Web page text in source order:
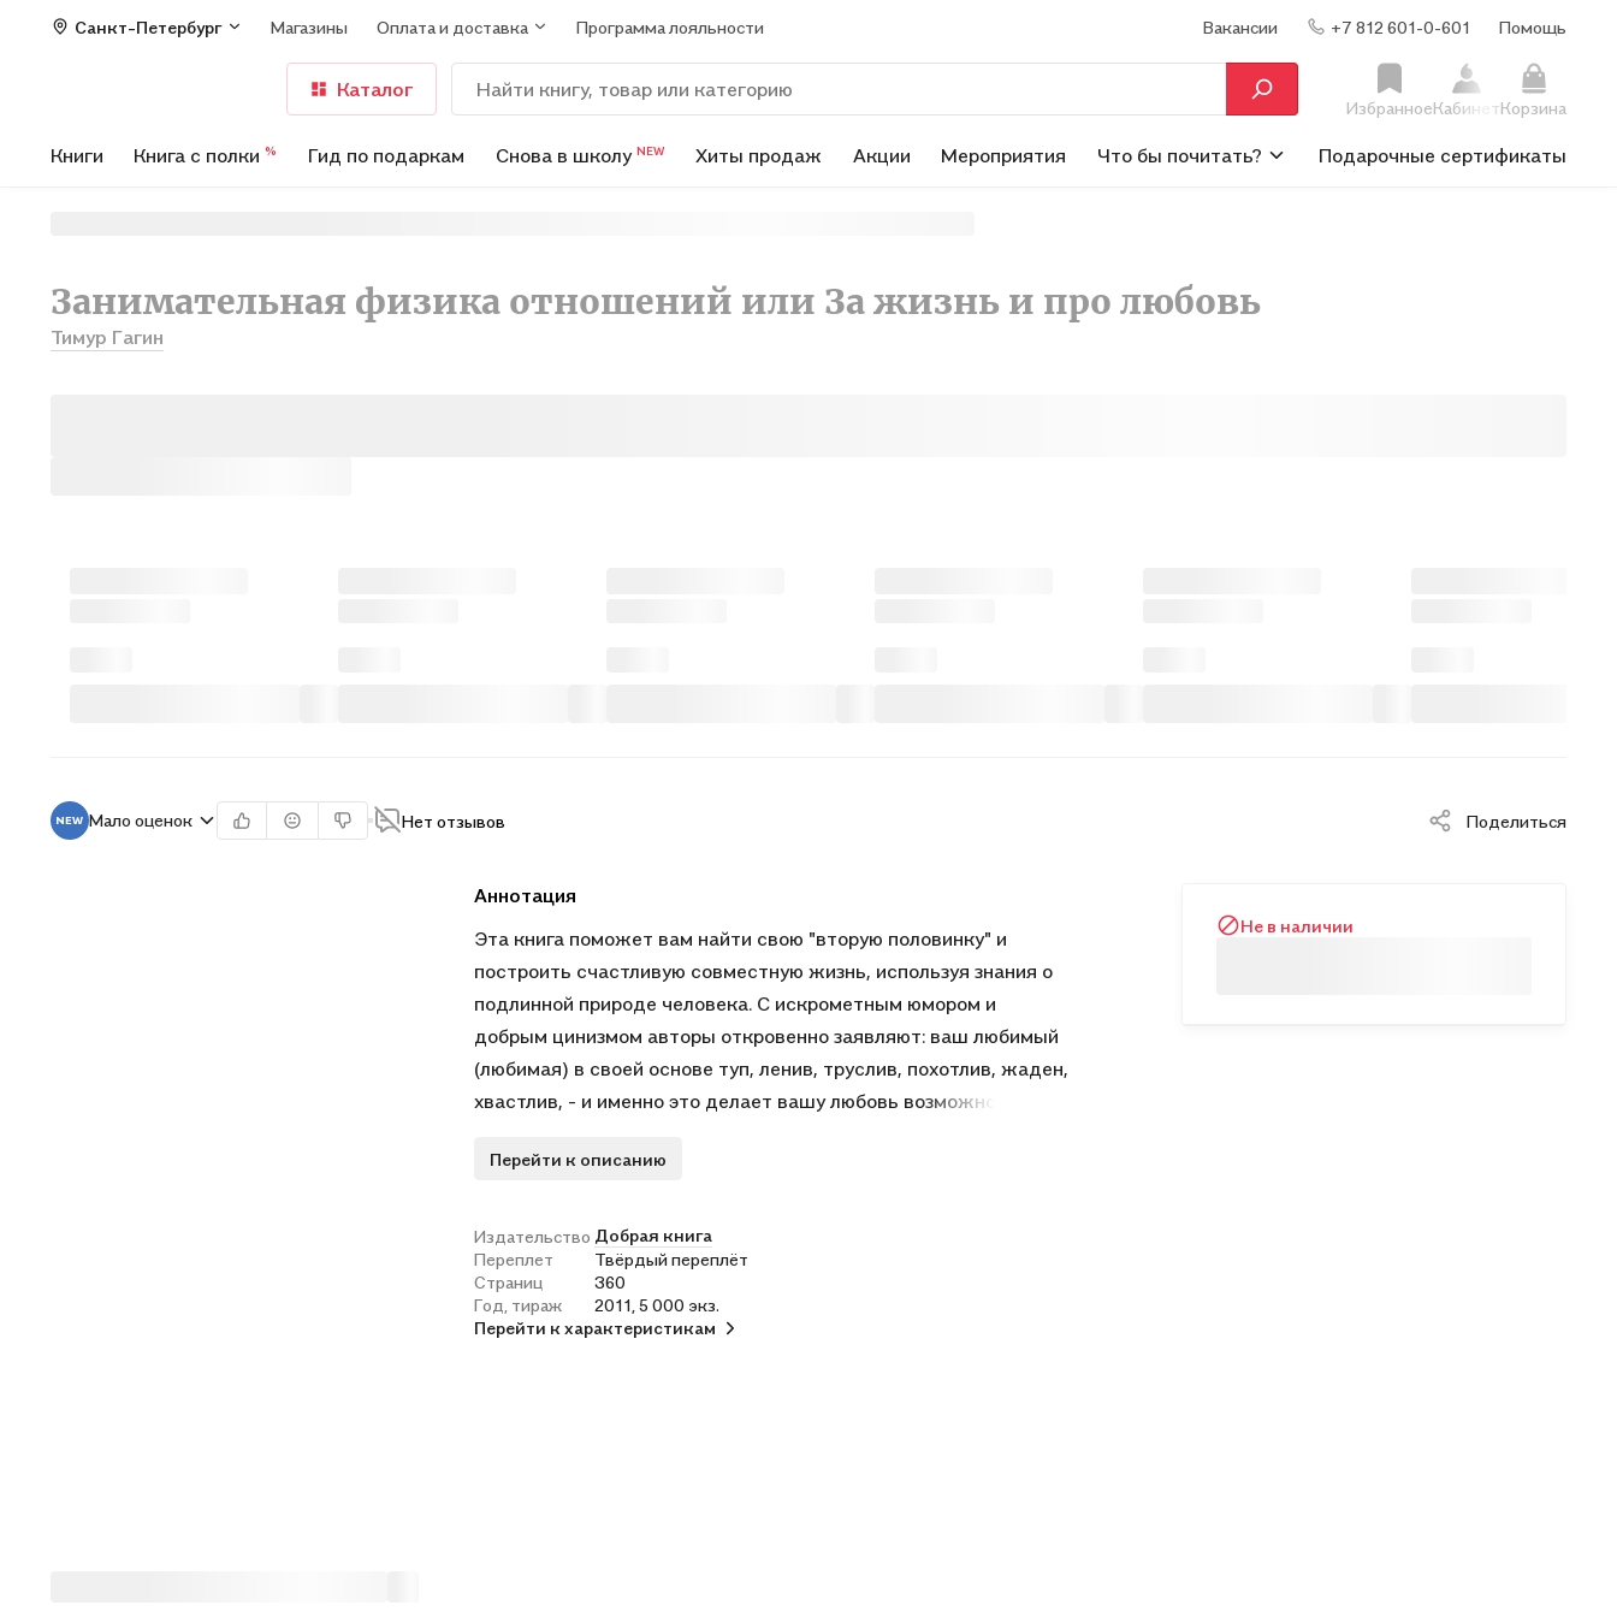
Санкт-Петербург Магазины Оплата и доставка Программа лояльности Вакансии +7 812 601-0-601 Помощь
Каталог
ИзбранноеКабинетКорзина
Книги Книга с полки % Гид по подаркам Снова в школу NEW Хиты продаж Акции Мероприятия Что бы почитать? Подарочные сертификаты
Занимательная физика отношений или За жизнь и про любовь
Тимур Гагин
Мало оценок Нет отзывов Поделиться
Аннотация
Эта книга поможет вам найти свою "вторую половинку" и
построить счастливую совместную жизнь, используя знания о
подлинной природе человека. С искрометным юмором и
добрым цинизмом авторы откровенно заявляют: ваш любимый
(любимая) в своей основе туп, ленив, труслив, похотлив, жаден,
хвастлив, - и именно это делает вашу любовь возможной.
Перейти к описанию
Издательство Добрая книга
Переплет
Твёрдый переплёт
Страниц
360
Год, тираж
2011, 5 000 экз.
Перейти к характеристикам
Не в наличии